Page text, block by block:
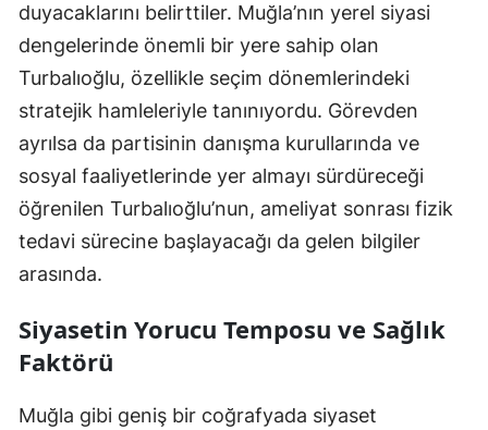
duyacaklarını belirttiler. Muğla’nın yerel siyasi
dengelerinde önemli bir yere sahip olan
Turbalıoğlu, özellikle seçim dönemlerindeki
stratejik hamleleriyle tanınıyordu. Görevden
ayrılsa da partisinin danışma kurullarında ve
sosyal faaliyetlerinde yer almayı sürdüreceği
öğrenilen Turbalıoğlu’nun, ameliyat sonrası fizik
tedavi sürecine başlayacağı da gelen bilgiler
arasında.
Siyasetin Yorucu Temposu ve Sağlık
Faktörü
Muğla gibi geniş bir coğrafyada siyaset